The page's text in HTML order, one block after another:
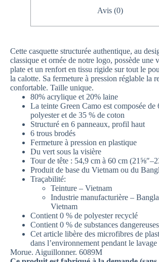
Avis (0)
Cette casquette structurée authentique, au
classique et ornée de notre logo, possède une
plate et un renfort en tissu rigide sur tout le
la calotte. Sa fermeture à pression réglable la
confortable. Taille unique.
80% acrylique et 20% laine
La teinte Green Camo est composée de
polyester et de 35 % de coton
Structuré en 6 panneaux, profil haut
6 trous brodés
Fermeture à pression en plastique
Du vert sous la visière
Tour de tête : 54,9 cm à 60 cm
Produit de base du Vietnam ou du
Traçabilité:
Teinture – Vietnam
Industrie manufacturière –
Vietnam
Contient 0 % de polyester recyclé
Contient 0 % de substances dangereuses
Cet article libère des microfibres de
dans l’environnement pendant le lavage
Morue. Aiguillonner. 6089M